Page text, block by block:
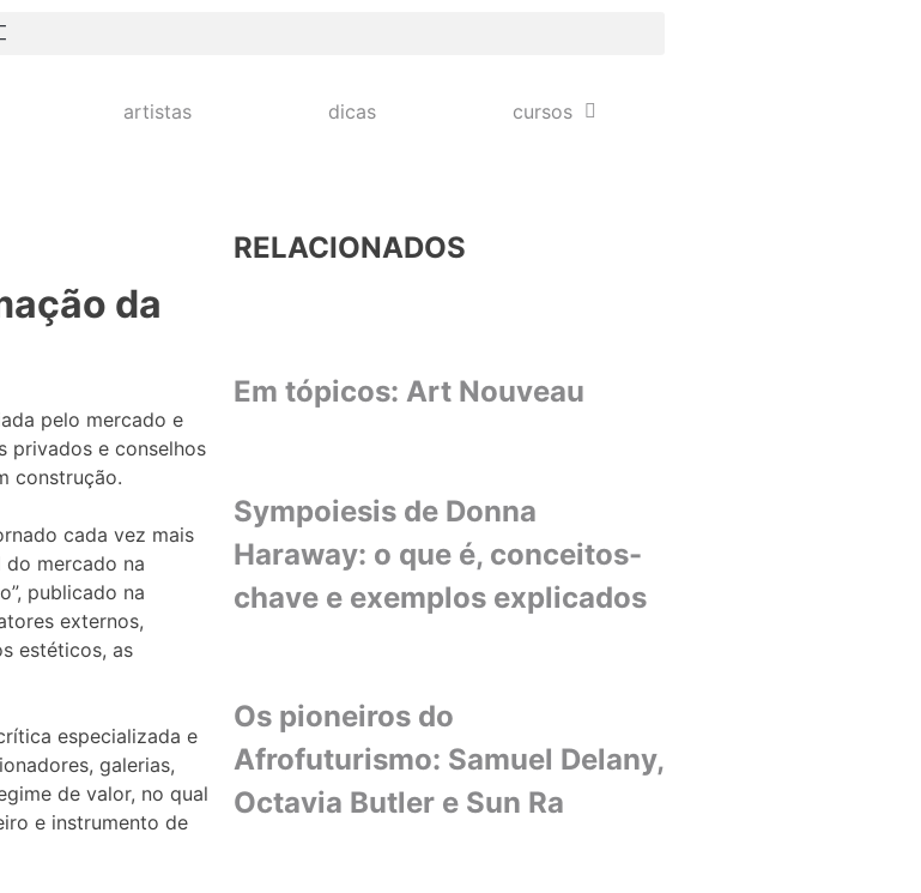
artistas dicas cursos
da
pelo mercado e
privados e conselhos
construção.
cada vez mais
mercado na
publicado na
externos,
estéticos, as
especializada e
galerias,
de valor, no qual
e instrumento de
RELACIONADOS
Em tópicos: Art Nouveau
Sympoiesis de Donna
Haraway: o que é, conceitos-
chave e exemplos explicados
Os pioneiros do
Afrofuturismo: Samuel Delany,
Octavia Butler e Sun Ra